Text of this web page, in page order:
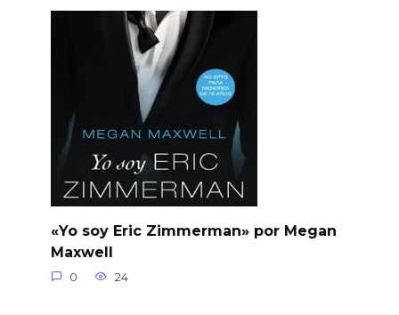
«Yo soy Eric Zimmerman» por Megan
Maxwell
0 24